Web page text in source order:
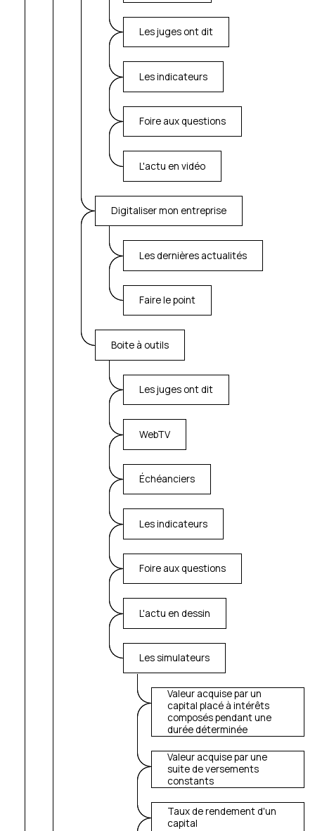
Les juges ont dit
Les indicateurs
Foire aux questions
L'actu en vidéo
Digitaliser mon entreprise
Les dernières actualités
Faire le point
Boite à outils
Les juges ont dit
WebTV
Échéanciers
Les indicateurs
Foire aux questions
L'actu en dessin
Les simulateurs
Valeur acquise par un
capital placé à intérêts
composés pendant une
durée déterminée
Valeur acquise par une
suite de versements
constants
Taux de rendement d'un
capital